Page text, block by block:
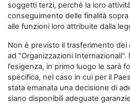
soggetti terzi, perché la loro
conseguimento delle finalità
alle funzioni loro attribuite dalla
Non è previsto il trasferimento dei
ad "Organizzazioni
l’esigenza, in primo luogo le sarà
specifica, nel caso in cui per il
stata emanata una decisione di
siano disponibili adeguate